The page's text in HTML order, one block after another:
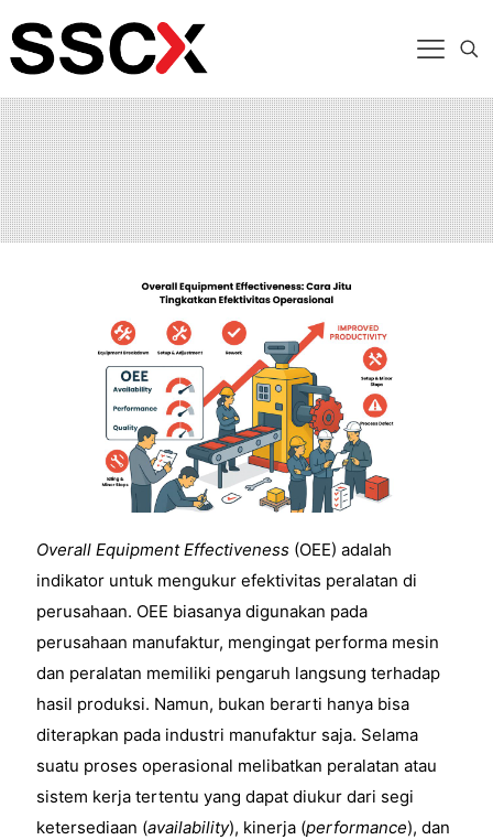
Overall Equipment Effectiveness (OEE) adalah
indikator untuk mengukur efektivitas peralatan di
perusahaan. OEE biasanya digunakan pada
perusahaan manufaktur, mengingat performa mesin
dan peralatan memiliki pengaruh langsung terhadap
hasil produksi. Namun, bukan berarti hanya bisa
diterapkan pada industri manufaktur saja. Selama
suatu proses operasional melibatkan peralatan atau
sistem kerja tertentu yang dapat diukur dari segi
ketersediaan (availability), kinerja (performance), dan